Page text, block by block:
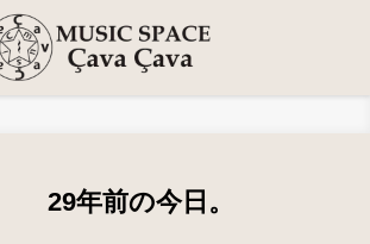
29年前の今日。